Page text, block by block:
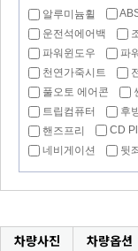
알루미늄휠
운전석에어백
파워윈도우
파
천연가죽시트
풀오토 에어콘
트립컴퓨터
후
핸즈프리
CD
네비게이션
뒷
차량사진 차량옵션